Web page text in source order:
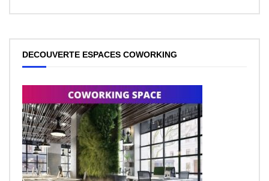
DECOUVERTE ESPACES COWORKING